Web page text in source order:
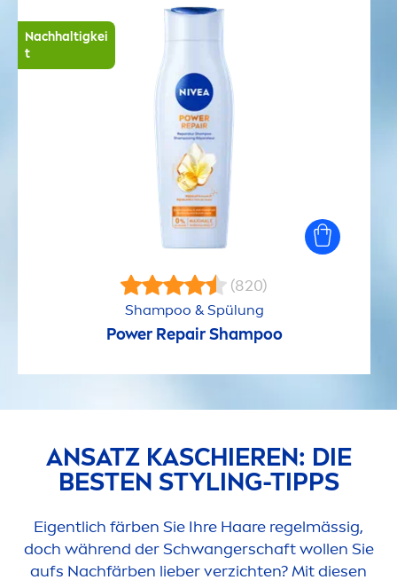
Nachhaltigkei
t
(820)
Shampoo & Spülung
Power RepairShampoo
ANSATZ KASCHIEREN: DIE
BESTEN STYLING-TIPPS
Eigentlich färben Sie Ihre Haare regelmässig,
doch während der Schwangerschaft wollen Sie
aufs Nachfärben lieber verzichten? Mit diesen